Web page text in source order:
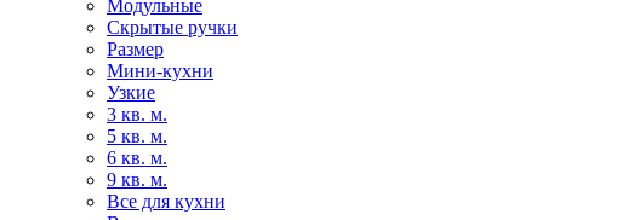
Модульные
Скрытые ручки
Размер
Мини-кухни
Узкие
3 кв. м.
5 кв. м.
6 кв. м.
9 кв. м.
Все для кухни